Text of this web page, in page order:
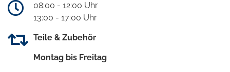
08:00 - 12:00 Uhr
13:00 - 17:00 Uhr
Teile & Zubehör
Montag bis Freitag